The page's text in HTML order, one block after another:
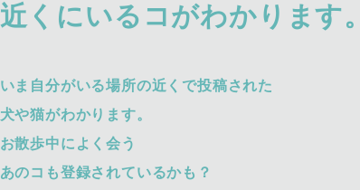
近くにいるコがわかります。
いま自分がいる場所の近くで投稿された
犬や猫がわかります。
お散歩中によく会う
あのコも登録されているかも？